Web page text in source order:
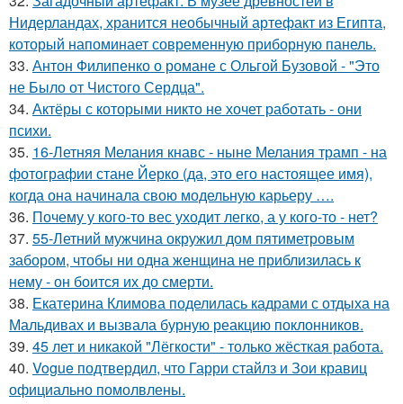
Нидерландах, хранится необычный артефакт из Египта,
который напоминает современную приборную панель.
33. Антон Филипенко о романе с Ольгой Бузовой - "Это
не Было от Чистого Сердца".
34. Актёры с которыми никто не хочет работать - они
психи.
35. 16-Летняя Мелания кнавс - ныне Мелания трамп - на
фотографии стане Йерко (да, это его настоящее имя),
когда она начинала свою модельную карьеру ….
36. Почему у кого-то вес уходит легко, а у кого-то - нет?
37. 55-Летний мужчина окружил дом пятиметровым
забором, чтобы ни одна женщина не приблизилась к
нему - он боится их до смерти.
38. Екатерина Климова поделилась кадрами с отдыха на
Мальдивах и вызвала бурную реакцию поклонников.
39. 45 лет и никакой "Лёгкости" - только жёсткая работа.
40. Vogue подтвердил, что Гарри стайлз и Зои кравиц
официально помолвлены.